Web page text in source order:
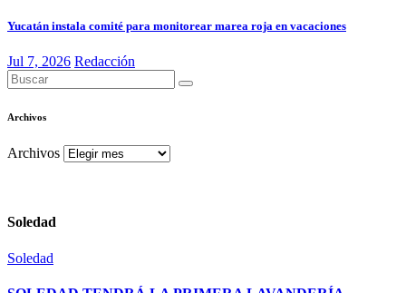
Yucatán instala comité para monitorear marea roja en vacaciones
Jul 7, 2026 Redacción
Archivos
Archivos
Soledad
Soledad